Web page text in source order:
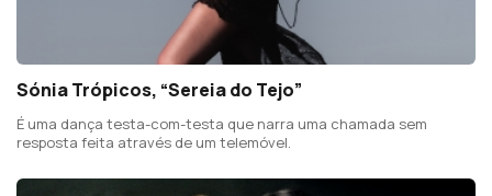
Sónia Trópicos, “Sereia do Tejo”
É uma dança testa-com-testa que narra uma chamada sem
resposta feita através de um telemóvel.